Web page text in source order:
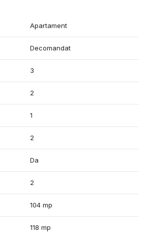
Apartament
Decomandat
3
2
1
2
Da
2
104 mp
118 mp